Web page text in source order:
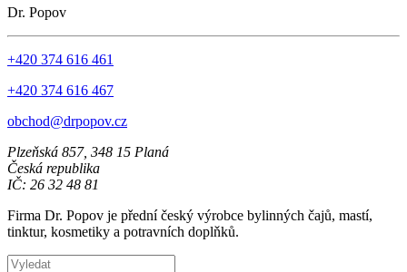
Dr. Popov
+420 374 616 461
+420 374 616 467
obchod@drpopov.cz
Plzeňská 857, 348 15 Planá
Česká republika
IČ: 26 32 48 81
Firma Dr. Popov je přední český výrobce bylinných čajů, mastí,
tinktur, kosmetiky a potravních doplňků.